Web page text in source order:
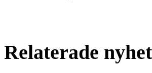
Relaterade